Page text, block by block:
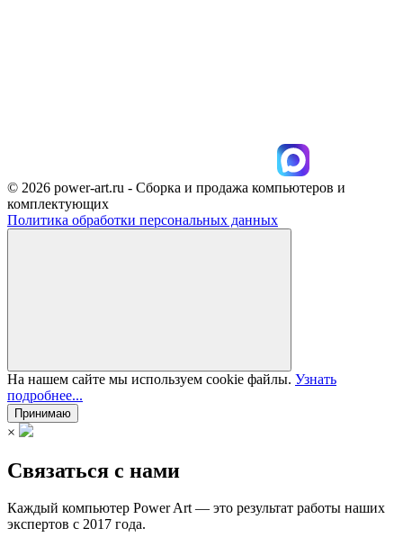
© 2026 power-art.ru - Сборка и продажа компьютеров и
комплектующих
Политика обработки персональных данных
На нашем сайте мы используем cookie файлы. Узнать
подробнее...
Принимаю
×
Связаться с нами
Каждый компьютер Power Art — это результат работы наших
экспертов с 2017 года.